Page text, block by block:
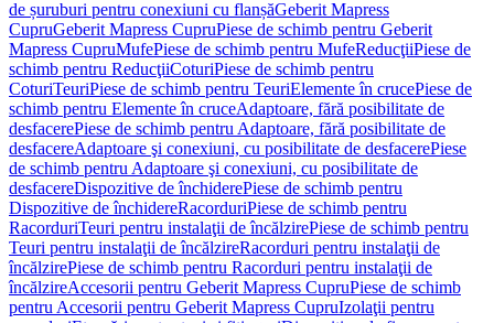
de șuruburi pentru conexiuni cu flanșăGeberit Mapress
CupruGeberit Mapress CupruPiese de schimb pentru Geberit
Mapress CupruMufePiese de schimb pentru MufeReducţiiPiese de
schimb pentru ReducţiiCoturiPiese de schimb pentru
CoturiTeuriPiese de schimb pentru TeuriElemente în crucePiese de
schimb pentru Elemente în cruceAdaptoare, fără posibilitate de
desfacerePiese de schimb pentru Adaptoare, fără posibilitate de
desfacereAdaptoare şi conexiuni, cu posibilitate de desfacerePiese
de schimb pentru Adaptoare şi conexiuni, cu posibilitate de
desfacereDispozitive de închiderePiese de schimb pentru
Dispozitive de închidereRacorduriPiese de schimb pentru
RacorduriTeuri pentru instalaţii de încălzirePiese de schimb pentru
Teuri pentru instalaţii de încălzireRacorduri pentru instalaţii de
încălzirePiese de schimb pentru Racorduri pentru instalaţii de
încălzireAccesorii pentru Geberit Mapress CupruPiese de schimb
pentru Accesorii pentru Geberit Mapress CupruIzolaţii pentru